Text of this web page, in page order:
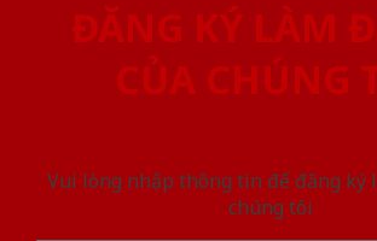
ĐĂNG KÝ LÀM
CỦA CHÚNG
Vui lòng nhập thông tin để đăng ký
chúng tôi